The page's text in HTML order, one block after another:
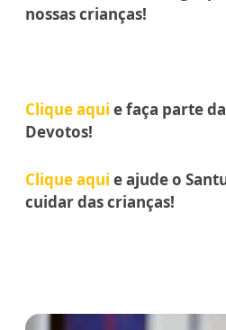
nossas crianças!
Clique aqui e faça parte
Devotos!
Clique aqui e ajude o
cuidar das crianças!